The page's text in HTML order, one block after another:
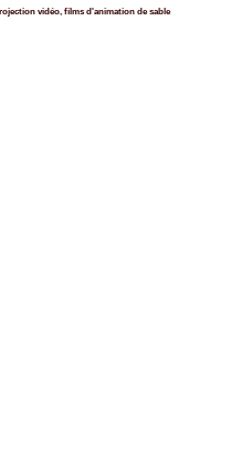
vidéo, films d'animation de sable